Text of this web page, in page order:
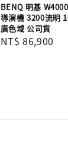
BENQ 明基
導演機 3200流明
廣色域 公司貨
Regular
NT$ 86,900